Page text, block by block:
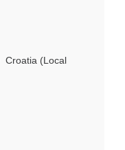
Croatia (Local